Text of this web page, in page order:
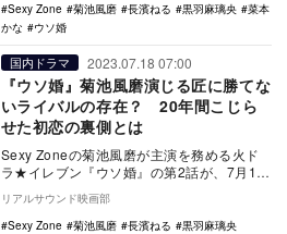
Sexy Zone
菊池風磨 長濱ねる 黒羽麻璃央
菜本
かな
ウソ婚
国内ドラマ 2023.07.18 07:00
『ウソ婚』菊池風磨演じる匠に勝てな
いライバルの存在？ 20年間こじら
せた初恋の裏側とは
Sexy Zoneの菊池風磨が主演を務める火ド
ラ★イレブン『ウソ婚』の第2話が、7月18
日23時よりカンテレ・フジテレビ系で放
送…
リアルサウンド映画部
Sexy Zone
菊池風磨 長濱ねる
黒羽麻璃央